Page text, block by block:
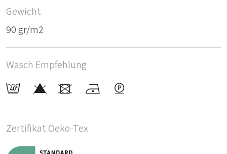
Gewicht
90 gr/m2
Wasch Empfehlung
Zertifikat Oeko-Tex